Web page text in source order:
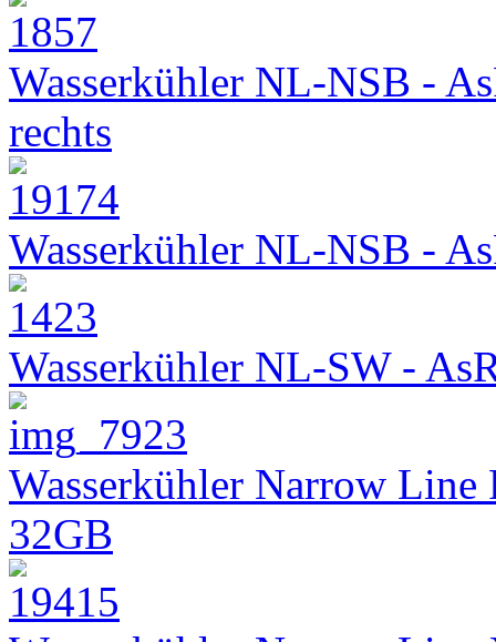
Wasserkühler NL-NSB -
rechts
Wasserkühler NL-NSB -
Wasserkühler NL-SW -
Wasserkühler Narrow
32GB